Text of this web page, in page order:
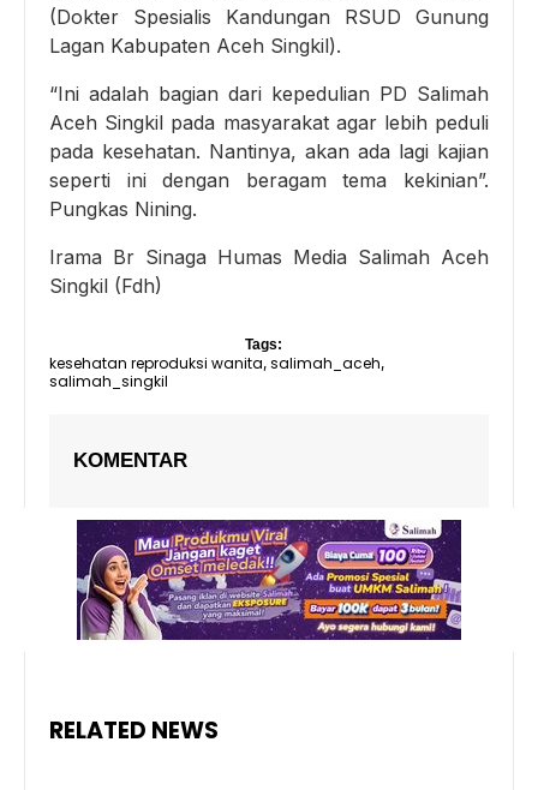
(Dokter Spesialis Kandungan RSUD Gunung
Lagan Kabupaten Aceh Singkil).
“Ini adalah bagian dari kepedulian PD Salimah
Aceh Singkil pada masyarakat agar lebih peduli
pada kesehatan. Nantinya, akan ada lagi kajian
seperti ini dengan beragam tema kekinian”.
Pungkas Nining.
Irama Br Sinaga Humas Media Salimah Aceh
Singkil (Fdh)
Tags:
kesehatan reproduksi wanita, salimah_aceh,
salimah_singkil
KOMENTAR
RELATED NEWS